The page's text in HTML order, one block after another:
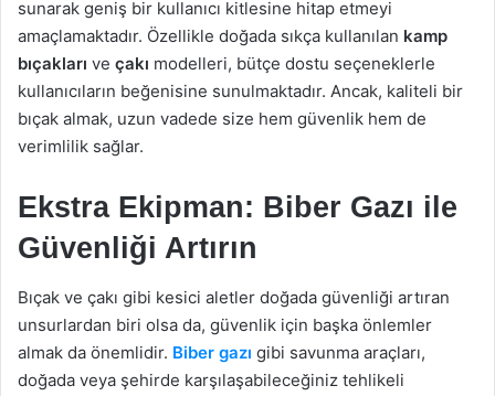
sunarak geniş bir kullanıcı kitlesine hitap etmeyi
amaçlamaktadır. Özellikle doğada sıkça kullanılan kamp
bıçakları ve çakı modelleri, bütçe dostu seçeneklerle
kullanıcıların beğenisine sunulmaktadır. Ancak, kaliteli bir
bıçak almak, uzun vadede size hem güvenlik hem de
verimlilik sağlar.
Ekstra Ekipman: Biber Gazı ile
Güvenliği Artırın
Bıçak ve çakı gibi kesici aletler doğada güvenliği artıran
unsurlardan biri olsa da, güvenlik için başka önlemler
almak da önemlidir. Biber gazı gibi savunma araçları,
doğada veya şehirde karşılaşabileceğiniz tehlikeli